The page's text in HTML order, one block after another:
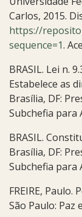
Carlos, 2015.
https://
sequence=1.
BRASIL. Lei n.
Estabelece as
Brasília, DF:
Subchefia para
BRASIL.
Brasília, DF:
Subchefia para
FREIRE, Paulo.
São Paulo: Paz